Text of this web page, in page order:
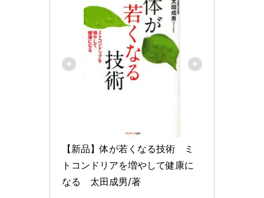
【新品】体が若くなる技術　ミ
トコンドリアを増やして健康に
なる　太田成男/著